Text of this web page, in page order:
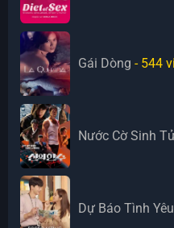
Gái Dòng - 544
Nước Cờ Sinh
Dự Báo Tình